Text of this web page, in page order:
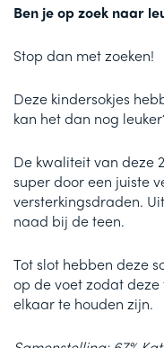
Ben je op zoek naar
Stop dan met zoeken!
Deze kindersokjes
kan het dan nog
De kwaliteit van deze
super door een juiste
versterkingsdraden.
naad bij de teen.
Tot slot hebben deze
op de voet zodat
elkaar te houden zijn.